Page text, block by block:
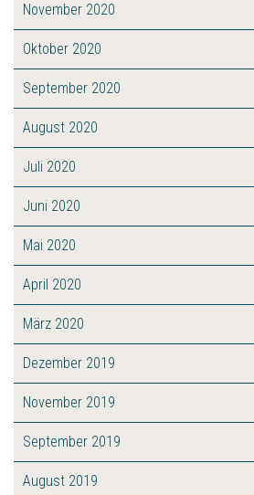
November 2020
Oktober 2020
September 2020
August 2020
Juli 2020
Juni 2020
Mai 2020
April 2020
März 2020
Dezember 2019
November 2019
September 2019
August 2019